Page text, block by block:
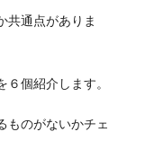
共通点がありま
個紹介します。
ものがないかチェ